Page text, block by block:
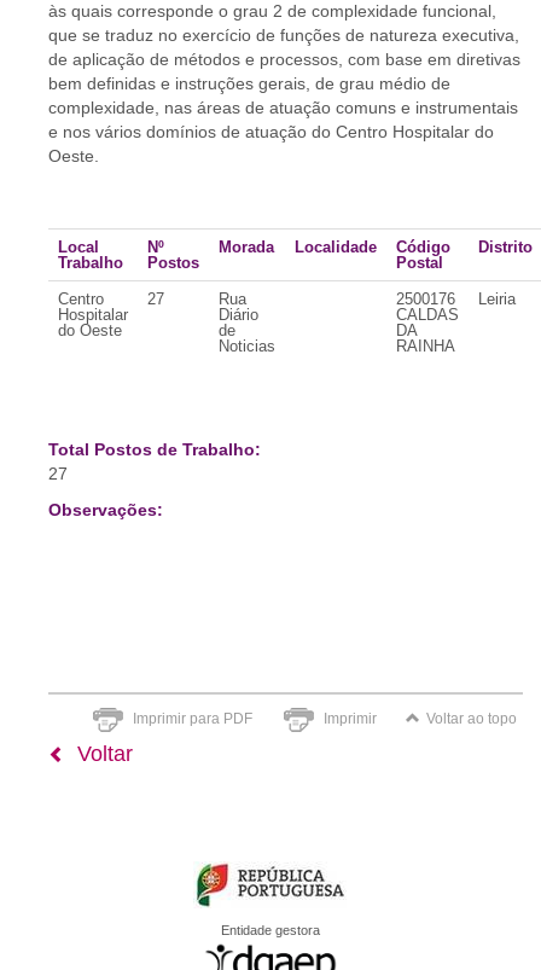
às quais corresponde o grau 2 de complexidade funcional,
que se traduz no exercício de funções de natureza executiva,
de aplicação de métodos e processos, com base em diretivas
bem definidas e instruções gerais, de grau médio de
complexidade, nas áreas de atuação comuns e instrumentais
e nos vários domínios de atuação do Centro Hospitalar do
Oeste.
Local
Trabalho
Nº
Postos
Morada Localidade
Código
Postal
Distrito
Centro
Hospitalar
do Oeste
27
Rua
Diário
de
Noticias
2500176
CALDAS
DA
RAINHA
Leiria
Total Postos de Trabalho:
27
Observações:
Imprimir para PDF Imprimir Voltar ao topo
Voltar
Entidade gestora